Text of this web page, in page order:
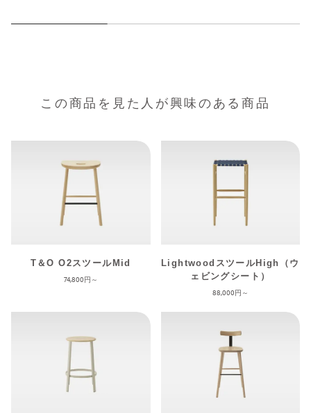
この商品を見た人が興味のある商品
T＆O O2スツールMid
74,800
LightwoodスツールHigh（ウ
ェビングシート）
88,000